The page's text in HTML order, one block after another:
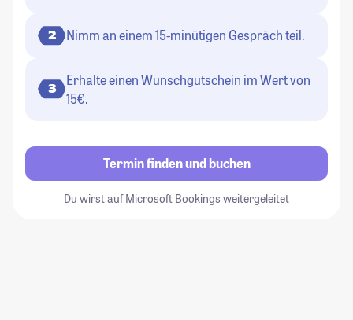
2 Nimm an einem 15-minütigen Gespräch teil.
3
Erhalte einen Wunschgutschein im Wert von
15€.
Termin finden und buchen
Du wirst auf Microsoft Bookings weitergeleitet